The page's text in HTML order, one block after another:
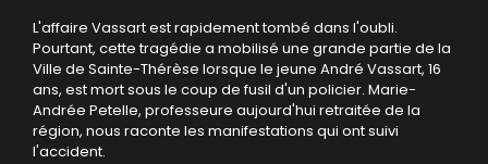
L'affaire Vassart est rapidement tombé dans l'oubli.
Pourtant, cette tragédie a mobilisé une grande partie de la
Ville de Sainte-Thérèse lorsque le jeune André Vassart, 16
ans, est mort sous le coup de fusil d'un policier. Marie-
Andrée Petelle, professeure aujourd'hui retraitée de la
région, nous raconte les manifestations qui ont suivi
l'accident.